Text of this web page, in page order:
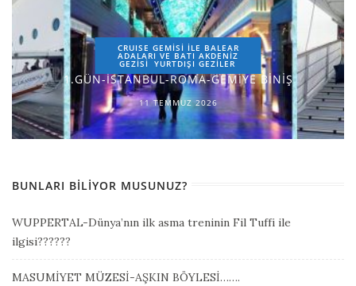
CRUISE GEMİSİ İLE BALEAR
ADALARI VE BATI AKDENİZ
GEZİSİ YURTDIŞI GEZILER
1.GÜN-İSTANBUL-ROMA-GEMİYE BİNİŞ
11 TEMMUZ 2026
BUNLARI BILIYOR MUSUNUZ?
WUPPERTAL-Dünya’nın ilk asma treninin Fil Tuffi ile
ilgisi??????
MASUMİYET MÜZESİ-AŞKIN BÖYLESİ…….